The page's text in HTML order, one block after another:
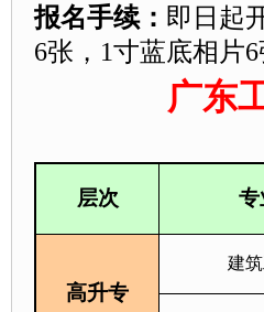
报名手续： 即日起
6张，1寸蓝底相片
广东
层次 专
高升专
建